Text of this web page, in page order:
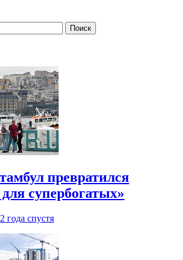
превратился
для супербогатых»
2 года спустя